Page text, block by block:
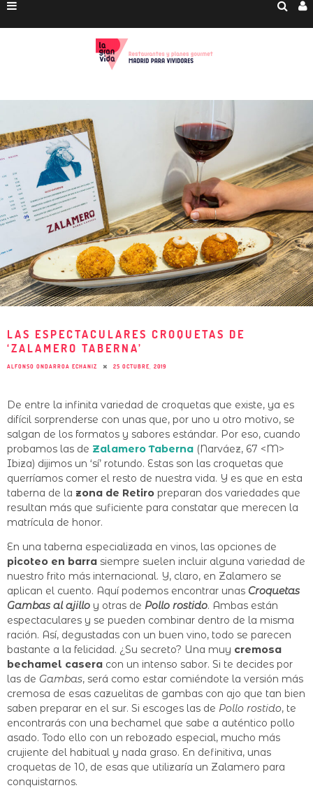
LAS ESPECTACULARES CROQUETAS DE
‘ZALAMERO TABERNA’
ALFONSO ONDARROA ECHANIZ 25 OCTUBRE, 2019
De entre la infinita variedad de croquetas que existe, ya es
difícil sorprenderse con unas que, por uno u otro motivo, se
salgan de los formatos y sabores estándar. Por eso, cuando
probamos las de Zalamero Taberna (Narváez, 67 <M>
Ibiza) dijimos un ‘sí’ rotundo. Estas son las croquetas que
querríamos comer el resto de nuestra vida. Y es que en esta
taberna de la zona de Retiro preparan dos variedades que
resultan más que suficiente para constatar que merecen la
matrícula de honor.
En una taberna especializada en vinos, las opciones de
picoteo en barra siempre suelen incluir alguna variedad de
nuestro frito más internacional. Y, claro, en Zalamero se
aplican el cuento. Aquí podemos encontrar unas Croquetas
Gambas al ajillo y otras de Pollo rostido. Ambas están
espectaculares y se pueden combinar dentro de la misma
ración. Así, degustadas con un buen vino, todo se parecen
bastante a la felicidad. ¿Su secreto? Una muy cremosa
bechamel casera con un intenso sabor. Si te decides por
las de Gambas, será como estar comiéndote la versión más
cremosa de esas cazuelitas de gambas con ajo que tan bien
saben preparar en el sur. Si escoges las de Pollo rostido, te
encontrarás con una bechamel que sabe a auténtico pollo
asado. Todo ello con un rebozado especial, mucho más
crujiente del habitual y nada graso. En definitiva, unas
croquetas de 10, de esas que utilizaría un Zalamero para
conquistarnos.